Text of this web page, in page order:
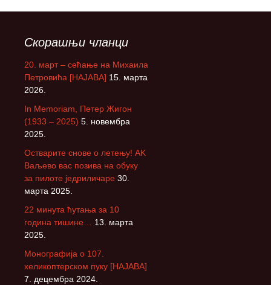
Скорашњи чланци
20. март – сећање на Михаила
Петровића [НАЈАВА] 15. марта
2026.
In Memoriam, Петер Жигон
(1933 – 2025) 5. новембра
2025.
Остварите снове о летењу! АK
Ваљево вас позива на обуку
за пилоте једриличаре 30.
марта 2025.
22 минута ћутања за 10
година тишине…
13. марта
2025.
Монографија о 107.
хеликоптерском пуку [НАЈАВА]
7. децембра 2024.